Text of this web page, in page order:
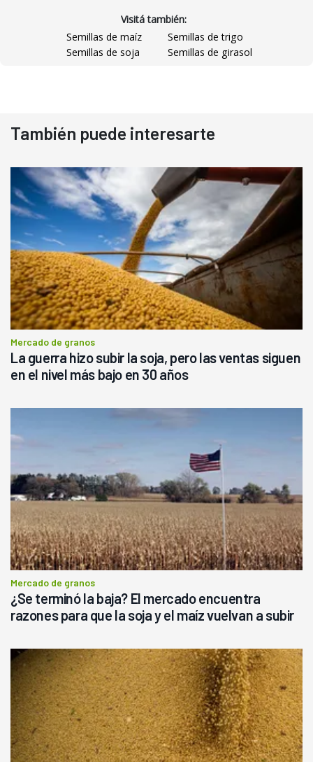
Visitá también:
Semillas de maíz
Semillas de trigo
Semillas de soja
Semillas de girasol
También puede interesarte
Mercado de granos
La guerra hizo subir la soja, pero las ventas siguen
en el nivel más bajo en 30 años
Mercado de granos
¿Se terminó la baja? El mercado encuentra
razones para que la soja y el maíz vuelvan a subir